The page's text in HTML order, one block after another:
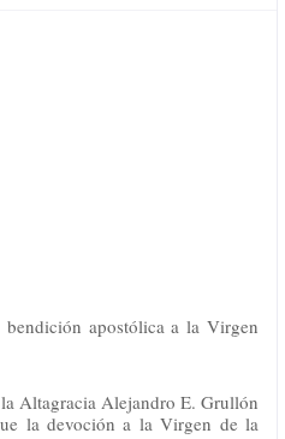
apostólica a la Virgen
Altagracia Alejandro E. Grullón
la devoción a la Virgen de la